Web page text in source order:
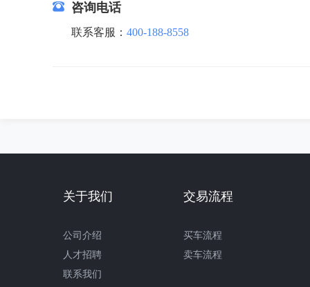
咨询电话
联系客服： 400-188-8558
关于我们
公司介绍
人才招聘
联系我们
交易流程
买车流程
卖车流程